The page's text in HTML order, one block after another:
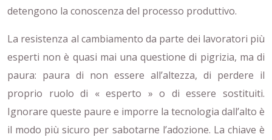
detengono la conoscenza del processo produttivo.
La resistenza al cambiamento da parte dei lavoratori più
esperti non è quasi mai una questione di pigrizia, ma di
paura: paura di non essere all’altezza, di perdere il
proprio ruolo di « esperto » o di essere sostituiti.
Ignorare queste paure e imporre la tecnologia dall’alto è
il modo più sicuro per sabotarne l’adozione. La chiave è